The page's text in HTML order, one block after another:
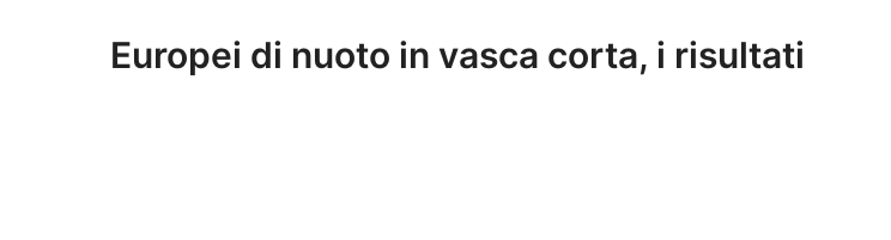
Europei di nuoto in vasca corta, i risultati